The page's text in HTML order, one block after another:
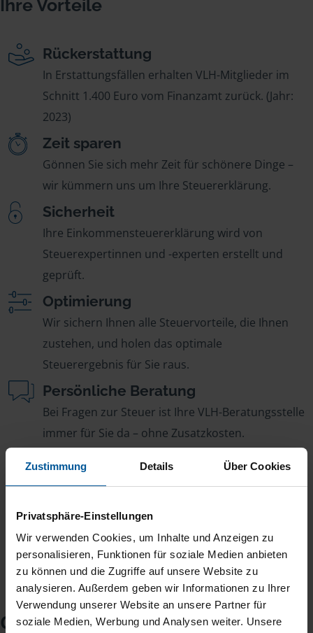
Zustimmung Details Über Cookies
Privatsphäre-Einstellungen
Wir verwenden Cookies, um Inhalte und Anzeigen zu
personalisieren, Funktionen für soziale Medien anbieten
zu können und die Zugriffe auf unsere Website zu
analysieren. Außerdem geben wir Informationen zu Ihrer
Verwendung unserer Website an unsere Partner für
soziale Medien, Werbung und Analysen weiter. Unsere
Ihre Vorteile
Rückerstattung
In Erstattungsfällen erhalten VLH-Mitglieder im
Schnitt 1.400 Euro vom Finanzamt zurück. (Jahr:
2023)
Zeit sparen
Gönnen Sie sich mehr Zeit für schönere Dinge –
wir kümmern uns um Ihre Steuererklärung.
Sicherheit
Ihre Einkommensteuererklärung wird von
Steuerexpertinnen und -experten erstellt und
geprüft.
Optimierung
Wir sichern Ihnen alle Steuervorteile, die Ihnen
zustehen, und holen das optimale
Steuerergebnis für Sie raus.
Persönliche Beratung
Bei Fragen zur Steuer ist Ihre VLH-Beratungsstelle
immer für Sie da – ohne Zusatzkosten.
Fairer Beitrag
Jahreseinnahmen richtet.
Checkliste für Ihr